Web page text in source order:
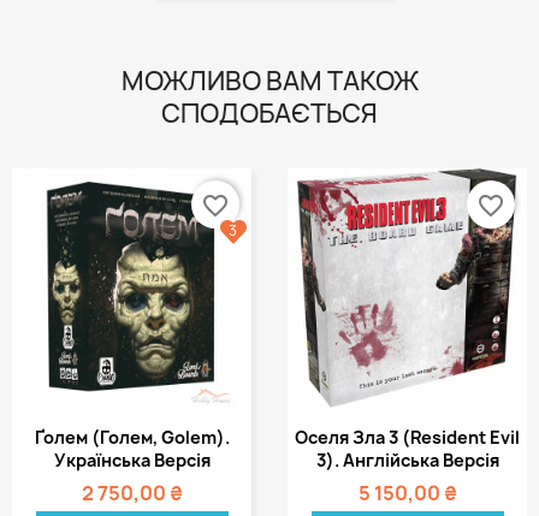
МОЖЛИВО ВАМ ТАКОЖ
СПОДОБАЄТЬСЯ
Ґолем (Голем, Golem).
Українська Версія
2 750,00 ₴
favorite_border
3
Оселя Зла 3 (Resident Evil
3). Англійська Версія
5 150,00 ₴
favorite_border